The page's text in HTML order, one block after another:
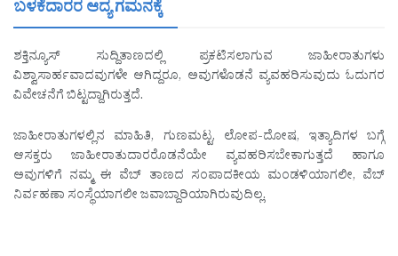
ಬಳಕೆದಾರರ ಆದ್ಯ ಗಮನಕ್ಕೆ
ಶಕ್ತಿನ್ಯೂಸ್ ಸುದ್ದಿತಾಣದಲ್ಲಿ ಪ್ರಕಟಿಸಲಾಗುವ ಜಾಹೀರಾತುಗಳು
ವಿಶ್ವಾಸಾರ್ಹವಾದವುಗಳೇ ಆಗಿದ್ದರೂ, ಅವುಗಳೊಡನೆ ವ್ಯವಹರಿಸುವುದು ಓದುಗರ
ವಿವೇಚನೆಗೆ ಬಿಟ್ಟದ್ದಾಗಿರುತ್ತದೆ.
ಜಾಹೀರಾತುಗಳಲ್ಲಿನ ಮಾಹಿತಿ, ಗುಣಮಟ್ಟ, ಲೋಪ-ದೋಷ, ಇತ್ಯಾದಿಗಳ ಬಗ್ಗೆ
ಆಸಕ್ತರು ಜಾಹೀರಾತುದಾರರೊಡನೆಯೇ ವ್ಯವಹರಿಸಬೇಕಾಗುತ್ತದೆ ಹಾಗೂ
ಅವುಗಳಿಗೆ ನಮ್ಮ ಈ ವೆಬ್ ತಾಣದ ಸಂಪಾದಕೀಯ ಮಂಡಳಿಯಾಗಲೀ, ವೆಬ್
ನಿರ್ವಹಣಾ ಸಂಸ್ಥೆಯಾಗಲೀ ಜವಾಬ್ದಾರಿಯಾಗಿರುವುದಿಲ್ಲ.